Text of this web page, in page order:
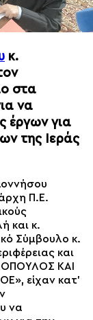
κ.
στα
να
έργων για
της Ιεράς
Π.Ε.
και κ.
Σύμβουλο κ.
και
ΚΑΙ
είχαν κατ’
να